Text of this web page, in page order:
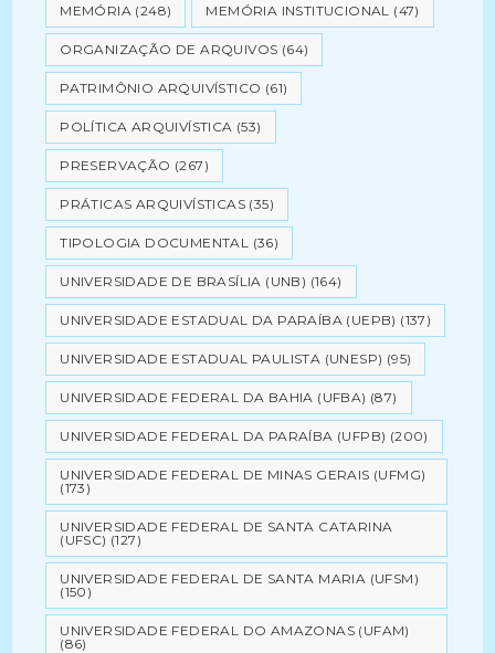
MEMÓRIA (248) MEMÓRIA INSTITUCIONAL (47)
ORGANIZAÇÃO DE ARQUIVOS (64)
PATRIMÔNIO ARQUIVÍSTICO (61)
POLÍTICA ARQUIVÍSTICA (53)
PRESERVAÇÃO (267)
PRÁTICAS ARQUIVÍSTICAS (35)
TIPOLOGIA DOCUMENTAL (36)
UNIVERSIDADE DE BRASÍLIA (UNB) (164)
UNIVERSIDADE ESTADUAL DA PARAÍBA (UEPB) (137)
UNIVERSIDADE ESTADUAL PAULISTA (UNESP) (95)
UNIVERSIDADE FEDERAL DA BAHIA (UFBA) (87)
UNIVERSIDADE FEDERAL DA PARAÍBA (UFPB) (200)
UNIVERSIDADE FEDERAL DE MINAS GERAIS (UFMG)
(173)
UNIVERSIDADE FEDERAL DE SANTA CATARINA
(UFSC) (127)
UNIVERSIDADE FEDERAL DE SANTA MARIA (UFSM)
(150)
UNIVERSIDADE FEDERAL DO AMAZONAS (UFAM)
(86)